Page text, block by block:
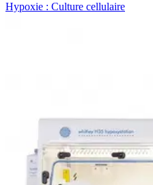
Hypoxie : Culture cellulaire